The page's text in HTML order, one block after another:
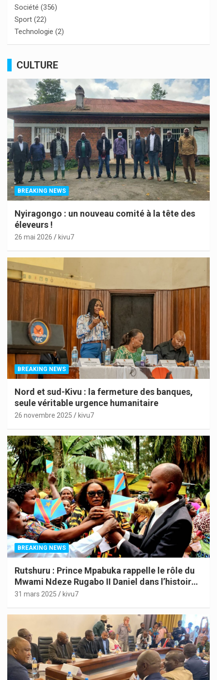
Société (356)
Sport (22)
Technologie (2)
CULTURE
BREAKING NEWS
Nyiragongo : un nouveau comité à la tête des
éleveurs !
26 mai 2026 kivu7
BREAKING NEWS
Nord et sud-Kivu : la fermeture des banques,
seule véritable urgence humanitaire
26 novembre 2025 kivu7
BREAKING NEWS
Rutshuru : Prince Mpabuka rappelle le rôle du
Mwami Ndeze Rugabo II Daniel dans l’histoire
de l’Indépendance du Congo
31 mars 2025 kivu7